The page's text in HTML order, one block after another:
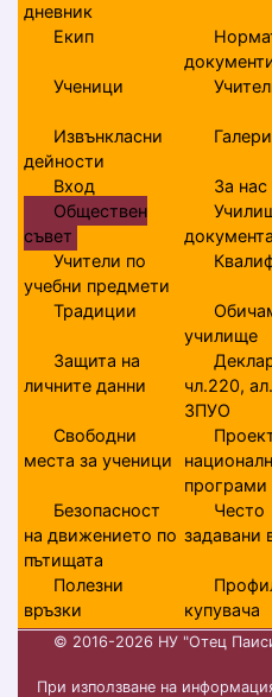
дневник
Екип
Ученици
Извънкласни
дейности
Вход За нас
Обществен
съвет
Учители по
учебни предмети
Традиции
училище
Защита на
личните данни
чл.220,
ЗПУО
Свободни
места за ученици
програми
Безопасност
на движението по
пътищата
Често
задавани
Полезни
връзки
купувача
© 2016-2026 НУ "Отец
При използване на